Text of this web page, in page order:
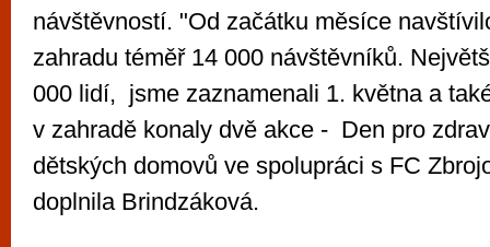
návštěvností. "Od začátku měsíce
zahradu téměř 14 000 návštěvníků.
000 lidí, jsme zaznamenali 1. května a
v zahradě konaly dvě akce - Den pro
dětských domovů ve spolupráci s FC
doplnila Brindzáková.